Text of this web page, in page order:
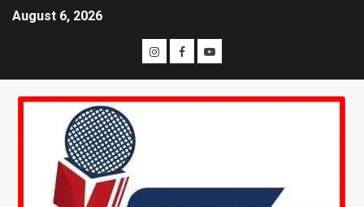
August 6, 2026